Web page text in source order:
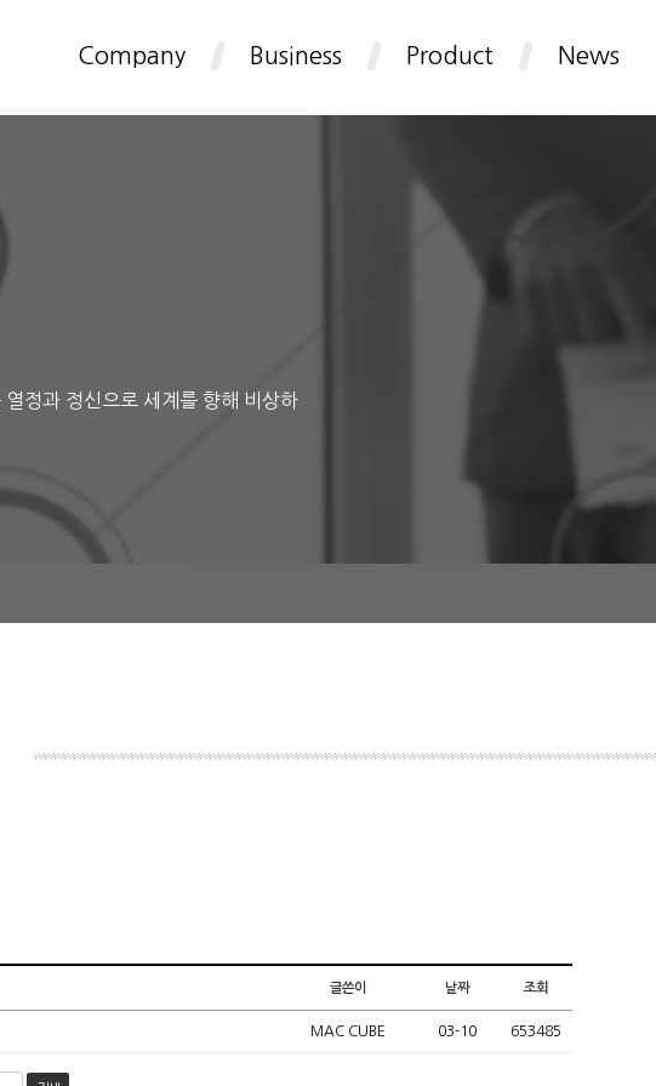
Company Business Product News
정과 정신으로 세계를 향해 비상하
글쓴이 날짜 조회
MAC CUBE 03-10 653485